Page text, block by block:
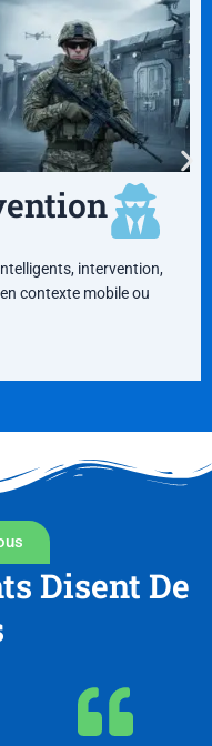
intervention,
contexte mobile ou
Disent De